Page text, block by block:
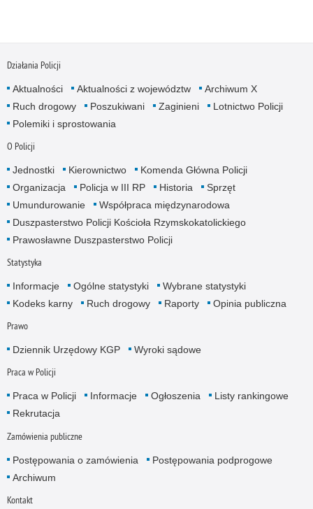
Działania Policji
Aktualności Aktualności z województw
Archiwum X
Ruch drogowy
Poszukiwani Zaginieni
Lotnictwo Policji
Polemiki i sprostowania
O Policji
Jednostki Kierownictwo
Komenda Główna Policji
Organizacja
Policja w III RP Historia
Sprzęt
Umundurowanie
Współpraca międzynarodowa
Duszpasterstwo Policji Kościoła Rzymskokatolickiego
Prawosławne Duszpasterstwo Policji
Statystyka
Informacje Ogólne statystyki
Wybrane statystyki
Kodeks karny
Ruch drogowy Raporty Opinia publiczna
Prawo
Dziennik Urzędowy KGP Wyroki sądowe
Praca w Policji
Praca w Policji Informacje Ogłoszenia
Listy rankingowe
Rekrutacja
Zamówienia publiczne
Postępowania o zamówienia
Postępowania podprogowe
Archiwum
Kontakt